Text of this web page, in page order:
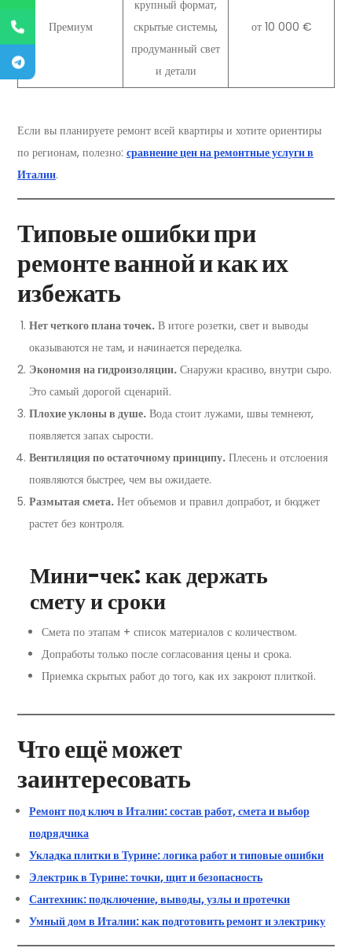
Премиум
крупный формат,
скрытые системы,
продуманный свет
и детали
от 10 000 €
Если вы планируете ремонт всей квартиры и хотите ориентиры
по регионам, полезно: сравнение цен на ремонтные услуги в
Италии.
Типовые ошибки при
ремонте ванной и как их
избежать
Нет четкого плана точек. В итоге розетки, свет и выводы
оказываются не там, и начинается переделка.
Экономия на гидроизоляции. Снаружи красиво, внутри сыро.
Это самый дорогой сценарий.
Плохие уклоны в душе. Вода стоит лужами, швы темнеют,
появляется запах сырости.
Вентиляция по остаточному принципу. Плесень и отслоения
появляются быстрее, чем вы ожидаете.
Размытая смета. Нет объемов и правил допработ, и бюджет
растет без контроля.
Мини-чек: как держать
смету и сроки
Смета по этапам + список материалов с количеством.
Допработы только после согласования цены и срока.
Приемка скрытых работ до того, как их закроют плиткой.
Что ещё может
заинтересовать
Ремонт под ключ в Италии: состав работ, смета и выбор
подрядчика
Укладка плитки в Турине: логика работ и типовые ошибки
Электрик в Турине: точки, щит и безопасность
Сантехник: подключение, выводы, узлы и протечки
Умный дом в Италии: как подготовить ремонт и электрику